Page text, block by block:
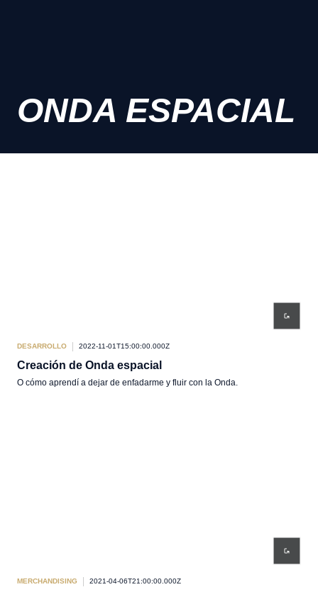
ONDA ESPACIAL
DESARROLLO 2022-11-01T15:00:00.000Z
Creación de Onda espacial
O cómo aprendí a dejar de enfadarme y fluir con la Onda.
MERCHANDISING 2021-04-06T21:00:00.000Z